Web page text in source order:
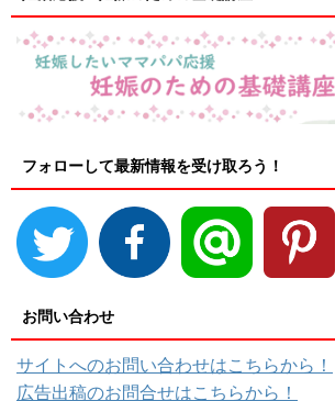
フォローして最新情報を受け取ろう！
お問い合わせ
サイトへのお問い合わせはこちらから！
広告出稿のお問合せはこちらから！